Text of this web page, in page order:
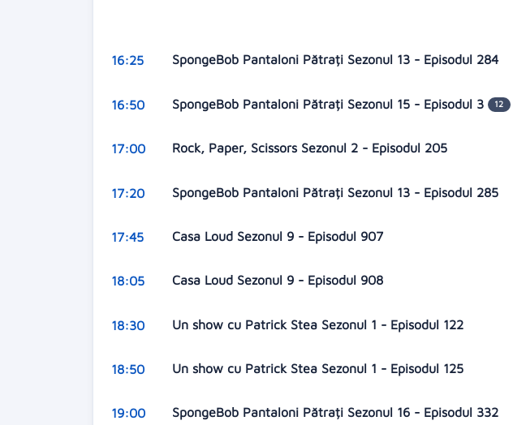
16:25 SpongeBob Pantaloni Pătrați Sezonul 13 - Episodul 284
16:50 SpongeBob Pantaloni Pătrați Sezonul 15 - Episodul 3 12
17:00 Rock, Paper, Scissors Sezonul 2 - Episodul 205
17:20 SpongeBob Pantaloni Pătrați Sezonul 13 - Episodul 285
17:45 Casa Loud Sezonul 9 - Episodul 907
18:05 Casa Loud Sezonul 9 - Episodul 908
18:30 Un show cu Patrick Stea Sezonul 1 - Episodul 122
18:50 Un show cu Patrick Stea Sezonul 1 - Episodul 125
19:00 SpongeBob Pantaloni Pătrați Sezonul 16 - Episodul 332